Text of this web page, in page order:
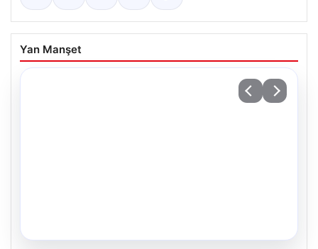
Yan Manşet